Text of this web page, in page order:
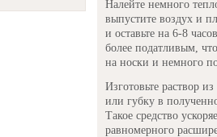
Налейте немного
выпустите воздух и
и оставьте на 6-8
более податливым,
на носки и немного
Изготовьте раствор
или губку в
Такое средство
равномерного